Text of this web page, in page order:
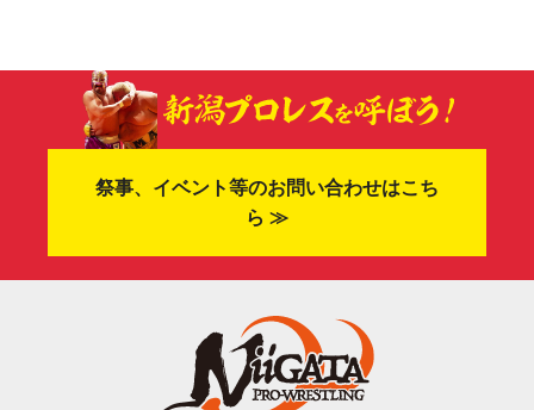
祭事、イベント等のお問い合わせはこち
ら ≫